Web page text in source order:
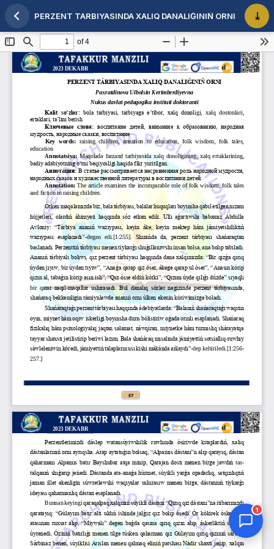
Maqola tafsilotlariga qaytish
PERZENT TÁRBIYASINDA XALIQ DANALIǴINIŃ ORNI
1
Jurnal Yordamchisi
Onlayn